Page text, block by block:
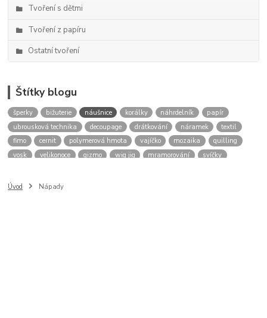
Tvoření s dětmi
Tvoření z papíru
Ostatní tvoření
Štítky blogu
šperky bižuterie náušnice korálky náhrdelník
papír
ubrousková technika
decoupage drátkování náramek
textil
fimo
cernit polymerová hmota vajíčko mozaika
quilling
vosk
velikonoce gizmo wig jig mramorování
svíčky
plstění
filcování
Úvod Nápady